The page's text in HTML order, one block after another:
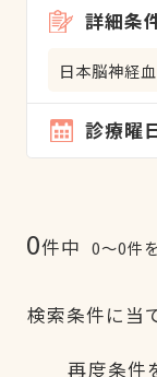
詳細条
日本脳神経
診療曜
0件中 0〜0件
検索条件に当
再度条件